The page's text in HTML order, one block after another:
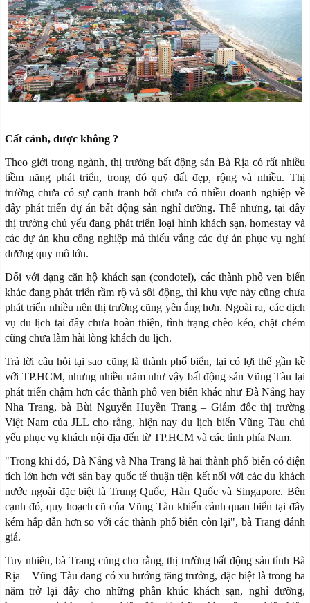
Cất cánh, được không ?
Theo giới trong ngành, thị trường bất động sản Bà Rịa có rất nhiều
tiềm năng phát triển, trong đó quỹ đất đẹp, rộng và nhiều. Thị
trường chưa có sự cạnh tranh bởi chưa có nhiều doanh nghiệp về
đây phát triển dự án bất động sản nghỉ dưỡng. Thế nhưng, tại đây
thị trường chủ yếu đang phát triển loại hình khách sạn, homestay và
các dự án khu công nghiệp mà thiếu vắng các dự án phục vụ nghỉ
dưỡng quy mô lớn.
Đối với dạng căn hộ khách sạn (condotel), các thành phố ven biển
khác đang phát triển rầm rộ và sôi động, thì khu vực này cũng chưa
phát triển nhiều nên thị trường cũng yên ắng hơn. Ngoài ra, các dịch
vụ du lịch tại đây chưa hoàn thiện, tình trạng chèo kéo, chặt chém
cũng chưa làm hài lòng khách du lịch.
Trả lời câu hỏi tại sao cũng là thành phố biển, lại có lợi thế gần kề
với TP.HCM, nhưng nhiều năm như vậy bất động sản Vũng Tàu lại
phát triển chậm hơn các thành phố ven biển khác như Đà Nẵng hay
Nha Trang, bà Bùi Nguyễn Huyền Trang – Giám đốc thị trường
Việt Nam của JLL cho rằng, hiện nay du lịch biển Vũng Tàu chủ
yếu phục vụ khách nội địa đến từ TP.HCM và các tỉnh phía Nam.
"Trong khi đó, Đà Nẵng và Nha Trang là hai thành phố biển có diện
tích lớn hơn với sân bay quốc tế thuận tiện kết nối với các du khách
nước ngoài đặc biệt là Trung Quốc, Hàn Quốc và Singapore. Bên
cạnh đó, quy hoạch cũ của Vũng Tàu khiến cảnh quan biển tại đây
kém hấp dẫn hơn so với các thành phố biển còn lại", bà Trang đánh
giá.
Tuy nhiên, bà Trang cũng cho rằng, thị trường bất động sản tỉnh Bà
Rịa – Vũng Tàu đang có xu hướng tăng trưởng, đặc biệt là trong ba
năm trở lại đây cho những phân khúc khách sạn, nghỉ dưỡng,